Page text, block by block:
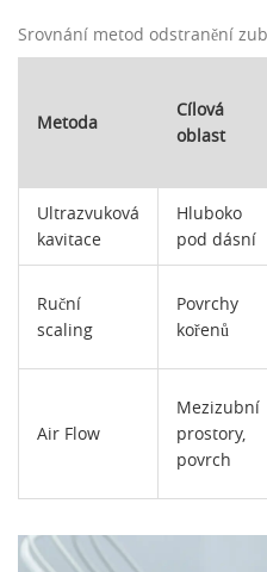
Srovnání metod odstranění
Metoda
Cílová
oblast
Ultrazvuková
kavitace
Hluboko
pod dásní
Ruční
scaling
Povrchy
kořenů
Air Flow
Mezizubní
prostory,
povrch